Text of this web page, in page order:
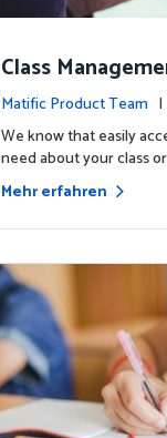
Class
ow!
Matific Product Team
We know that easily
need about your class
Mehr erfahren